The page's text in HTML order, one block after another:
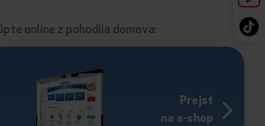
online z pohodlia domova:
Prejsť
na a-shop